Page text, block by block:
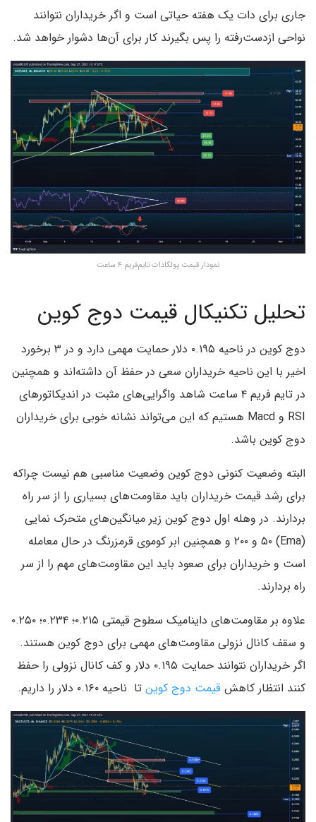
جاری برای دات یک هفته حیاتی است و اگر خریداران نتوانند
نواحی ازدست‌رفته را پس بگیرند کار برای آن‌ها دشوار خواهد شد.
نمودار قیمت پولکادات تایم‌فریم ۴ ساعت
تحلیل تکنیکال قیمت دوج کوین
دوج کوین در ناحیه ۰.۱۹۵ دلار حمایت مهمی دارد و در ۳ برخورد
اخیر با این ناحیه خریداران سعی در حفظ آن داشته‌اند و همچنین
در تایم فریم ۴ ساعت شاهد واگرایی‌های مثبت در اندیکاتورهای
RSI و Macd هستیم که این می‌تواند نشانه خوبی برای خریداران
دوج کوین باشد.
البته وضعیت کنونی دوج کوین وضعیت مناسبی هم نیست چراکه
برای رشد قیمت خریداران باید مقاومت‌های بسیاری را از سر راه
بردارند. در وهله اول دوج کوین زیر میانگین‌های متحرک نمایی
(Ema) ۵۰ و ۲۰۰ و همچنین ابر کوموی قرمزرنگ در حال معامله
است و خریداران برای صعود باید این مقاومت‌های مهم را از سر
راه بردارند.
علاوه بر مقاومت‌های داینامیک سطوح قیمتی ۰.۲۱۵؛ ۰.۲۳۴؛ ۰.۲۵۰
و سقف کانال نزولی مقاومت‌های مهمی برای دوج کوین هستند.
اگر خریداران نتوانند حمایت ۰.۱۹۵ دلار و کف کانال نزولی را حفظ
کنند انتظار کاهش قیمت دوج کوین تا ناحیه ۰.۱۶۰ دلار را داریم.